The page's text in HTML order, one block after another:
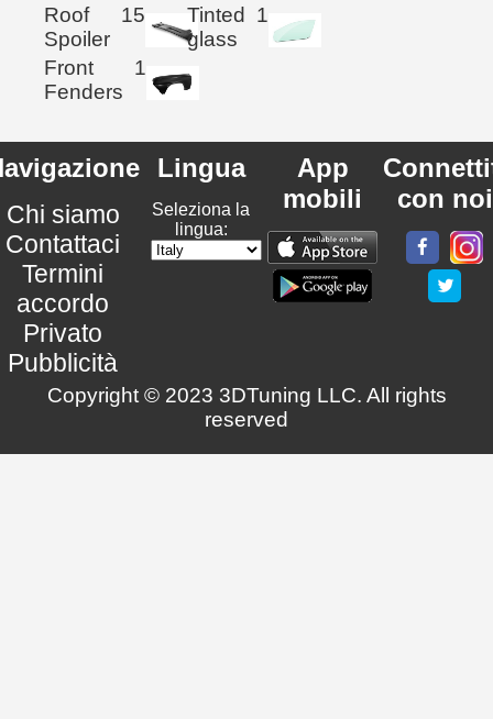
Roof
Spoiler
15
Tinted
glass
1
Front
Fenders
1
Chi siamo
Contattaci
Termini
accordo
Privato
Pubblicità
Lingua
Seleziona la
lingua:
App
mobili
con noi
Copyright © 2023 3DTuning LLC. All rights
reserved